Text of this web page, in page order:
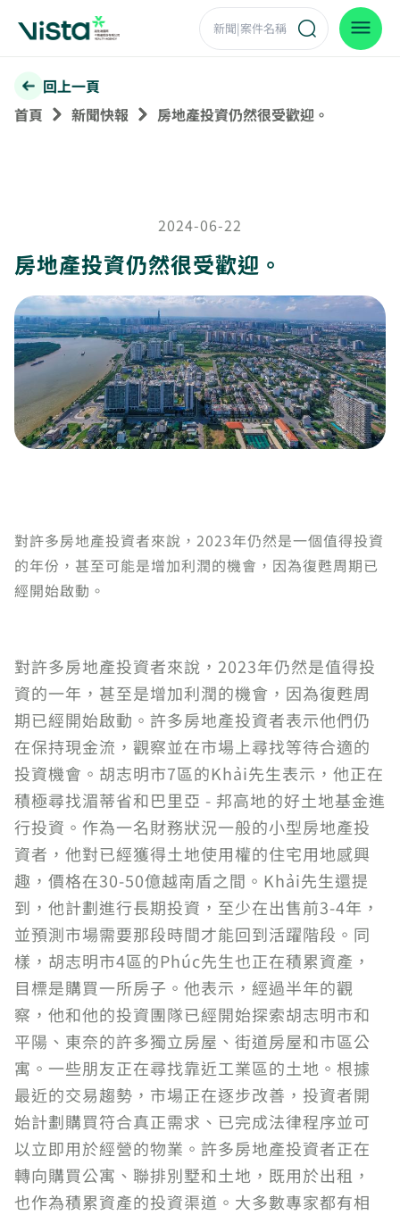
回上一頁
首頁
新聞快報 房地產投資仍然很受歡迎。
2024-06-22
房地產投資仍然很受歡迎。
對許多房地產投資者來說，2023年仍然是一個值得投資
的年份，甚至可能是增加利潤的機會，因為復甦周期已
經開始啟動。
對許多房地產投資者來說，2023年仍然是值得投
資的一年，甚至是增加利潤的機會，因為復甦周
期已經開始啟動。許多房地產投資者表示他們仍
在保持現金流，觀察並在市場上尋找等待合適的
投資機會。胡志明市7區的Khải先生表示，他正在
積極尋找湄蒂省和巴里亞 - 邦高地的好土地基金進
行投資。作為一名財務狀況一般的小型房地產投
資者，他對已經獲得土地使用權的住宅用地感興
趣，價格在30-50億越南盾之間。Khải先生還提
到，他計劃進行長期投資，至少在出售前3-4年，
並預測市場需要那段時間才能回到活躍階段。同
樣，胡志明市4區的Phúc先生也正在積累資產，
目標是購買一所房子。他表示，經過半年的觀
察，他和他的投資團隊已經開始探索胡志明市和
平陽、東奈的許多獨立房屋、街道房屋和市區公
寓。一些朋友正在尋找靠近工業區的土地。根據
最近的交易趨勢，市場正在逐步改善，投資者開
始計劃購買符合真正需求、已完成法律程序並可
以立即用於經營的物業。許多房地產投資者正在
轉向購買公寓、聯排別墅和土地，既用於出租，
也作為積累資產的投資渠道。大多數專家都有相